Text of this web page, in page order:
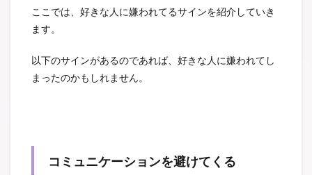
ここでは、好きな人に嫌われてるサインを紹介していき
ます。
以下のサインがあるのであれば、好きな人に嫌われてし
まったのかもしれません。
コミュニケーションを避けてくる